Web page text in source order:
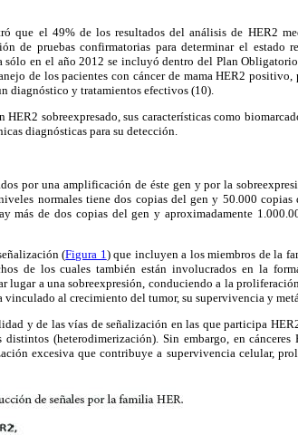
que el 49% de los resultados del análisis de HER2
de pruebas confirmatorias para determinar el estado
en el año 2012 se incluyó dentro del Plan
de los pacientes con cáncer de mama HER2 positivo,
diagnóstico y tratamientos efectivos (10).
sobreexpresado, sus características como
diagnósticas para su detección.
por una amplificación de éste gen y por la
normales tiene dos copias del gen y 50.000 copias
más de dos copias del gen y aproximadamente
(Figura 1 ) que incluyen a los miembros de la
de los cuales también están involucrados en la
lugar a una sobreexpresión, conduciendo a la
al crecimiento del tumor, su supervivencia y
y de las vías de señalización en las que participa
(heterodimerización). Sin embargo, en
excesiva que contribuye a supervivencia celular,